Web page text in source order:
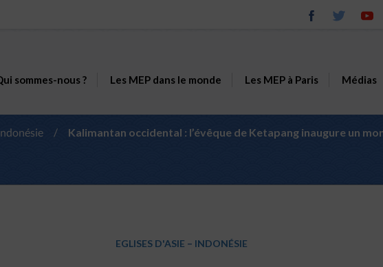
sommes-nous ? Les MEP dans le monde Les MEP à Paris Médias
/ Kalimantan occidental : l’évêque de Ketapang inaugure un
EGLISES D'ASIE – INDONÉSIE